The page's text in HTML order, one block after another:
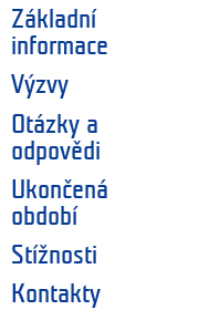
Základní
informace
Výzvy
Otázky a
odpovědi
Ukončená
období
Stížnosti
Kontakty